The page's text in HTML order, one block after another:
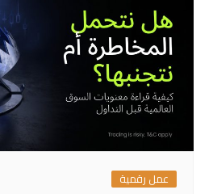
عمل رقمية